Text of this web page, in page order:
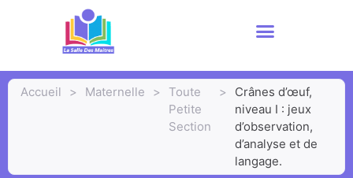
Accueil > Maternelle >
Toute
Petite
Section
>
Crânes d’œuf,
niveau I : jeux
d’observation,
d’analyse et de
langage.